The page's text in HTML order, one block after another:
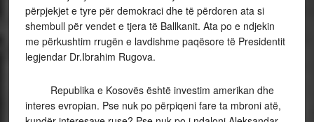
përpjekjet e tyre për demokraci dhe të përdoren ata si
shembull për vendet e tjera të Ballkanit. Ata po e ndjekin
me përkushtim rrugën e lavdishme paqësore të Presidentit
legjendar Dr.Ibrahim Rugova.
Republika e Kosovës është investim amerikan dhe
interes evropian. Pse nuk po përpiqeni fare ta mbroni atë,